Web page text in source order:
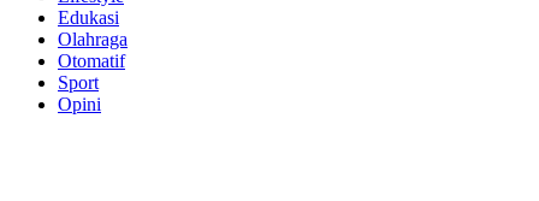
Edukasi
Olahraga
Otomatif
Sport
Opini